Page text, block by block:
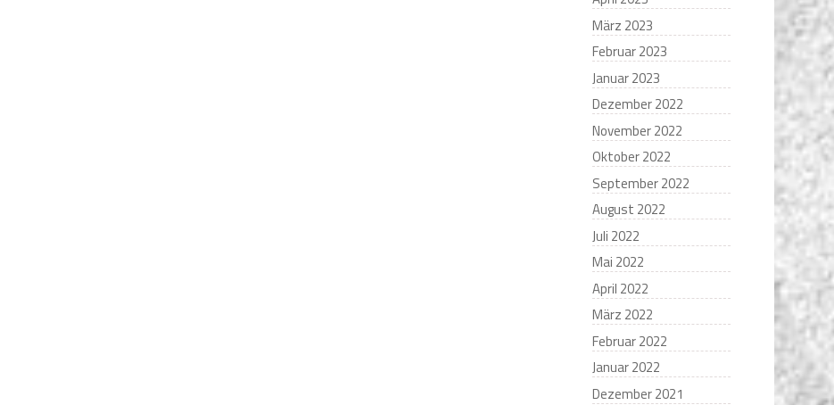
März 2023
Februar 2023
Januar 2023
Dezember 2022
November 2022
Oktober 2022
September 2022
August 2022
Juli 2022
Mai 2022
April 2022
März 2022
Februar 2022
Januar 2022
Dezember 2021